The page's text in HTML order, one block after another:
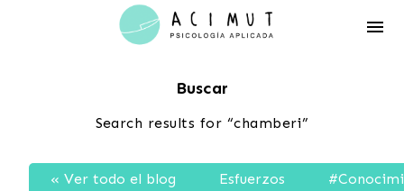
Acimut
Psicología
Buscar
Search results for “chamberi”
« Ver todo el blog Esfuerzos